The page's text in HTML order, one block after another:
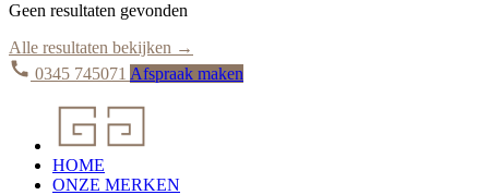
Geen resultaten gevonden
Alle resultaten bekijken →
0345 745071 Afspraak maken
HOME
ONZE MERKEN